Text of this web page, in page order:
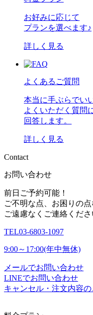
お好みに応じて
プランを選べます♪
詳しく見る
よくあるご質問
本当に手ぶらでい
よくいただく質問
回答します。
詳しく見る
Contact
お問い合わせ
前日ご予約可能！
ご不明な点、お困りの
ご遠慮なくご連絡くださ
TEL03-6803-1097
9:00～17:00(年中無休)
メールでお問い合わせ
LINEでお問い合わせ
キャンセル・注文内容